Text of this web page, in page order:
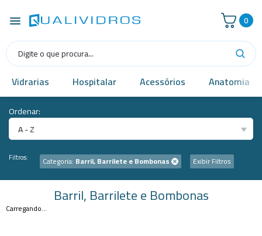
0
Vidrarias Hospitalar Acessórios Anatomia
Ordenar:
A - Z
Filtros: Categoria: Barril, Barrilete e Bombonas Exibir Filtros
Barril, Barrilete e Bombonas
Carregando...